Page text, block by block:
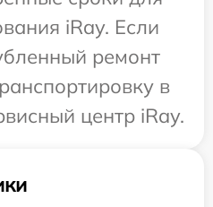
iRay. Если
ремонт
в
центр iRay.